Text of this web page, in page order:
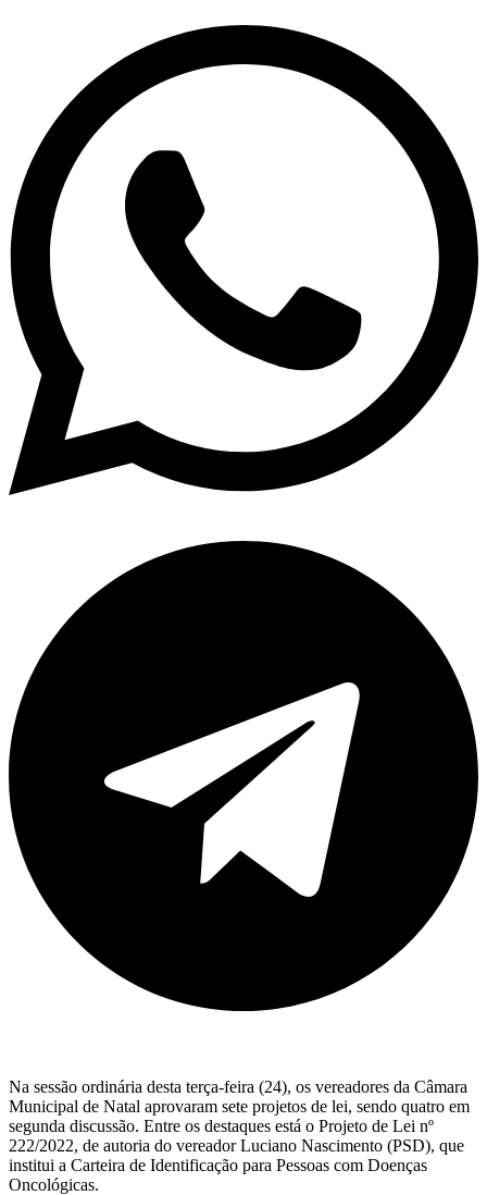
Na sessão ordinária desta terça-feira (24), os vereadores da Câmara
Municipal de Natal aprovaram sete projetos de lei, sendo quatro em
segunda discussão. Entre os destaques está o Projeto de Lei nº
222/2022, de autoria do vereador Luciano Nascimento (PSD), que
institui a Carteira de Identificação para Pessoas com Doenças
Oncológicas.